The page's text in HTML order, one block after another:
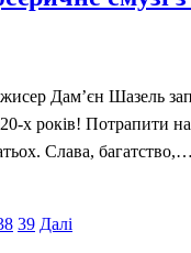
Дам’єн Шазель
х років! Потрапити на
Слава, багатство,…
39 Далі